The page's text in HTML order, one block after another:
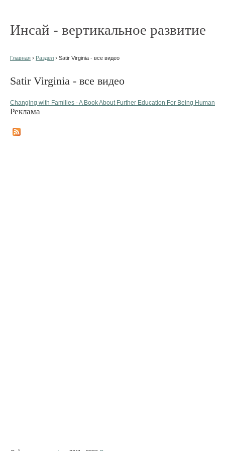
Инсай - вертикальное развитие
Главная › Раздел › Satir Virginia - все видео
Satir Virginia - все видео
Changing with Families - A Book About Further Education For Being Human
Реклама